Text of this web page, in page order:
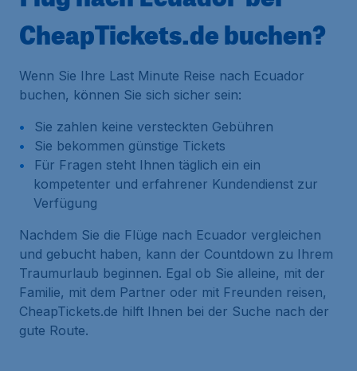
CheapTickets.de buchen?
Wenn Sie Ihre Last Minute Reise nach Ecuador
buchen, können Sie sich sicher sein:
Sie zahlen keine versteckten Gebühren
Sie bekommen günstige Tickets
Für Fragen steht Ihnen täglich ein ein
kompetenter und erfahrener Kundendienst zur
Verfügung
Nachdem Sie die Flüge nach Ecuador vergleichen
und gebucht haben, kann der Countdown zu Ihrem
Traumurlaub beginnen. Egal ob Sie alleine, mit der
Familie, mit dem Partner oder mit Freunden reisen,
CheapTickets.de hilft Ihnen bei der Suche nach der
gute Route.